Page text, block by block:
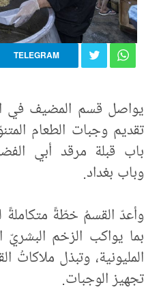
TELEGRAM
يواصل قسم المضيف في
تقديم وجبات الطعام
باب قبلة مرقد أبي
وباب بغداد.
وأعدّ القسمُ خطّةً متكاملةً
بما يواكب الزخم البشريّ
المليونية، وتبذل
تجهيز الوجبات.